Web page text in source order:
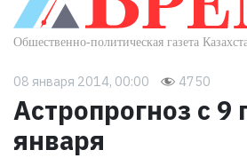
08 января 2014, 00:00 4750
Астропрогноз с 9
января